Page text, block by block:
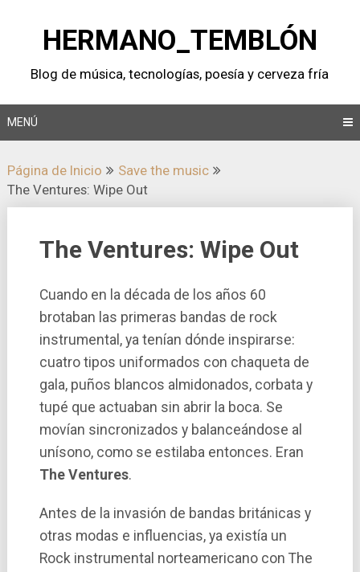
contenidoHERMANO_TEMBLÓN
Blog de música, tecnologí­as, poesí­a y cerveza frí­a
MENÚ
Página de Inicio
Save the music
The Ventures: Wipe Out
The Ventures: Wipe Out
Cuando en la década de los años 60
brotaban las primeras bandas de rock
instrumental, ya tení­an dónde inspirarse:
cuatro tipos uniformados con chaqueta de
gala, puños blancos almidonados, corbata y
tupé que actuaban sin abrir la boca. Se
movían sincronizados y balanceándose al
uní­sono, como se estilaba entonces. Eran
The Ventures.
Antes de la invasión de bandas británicas y
otras modas e influencias, ya existía un
Rock instrumental norteamericano con The